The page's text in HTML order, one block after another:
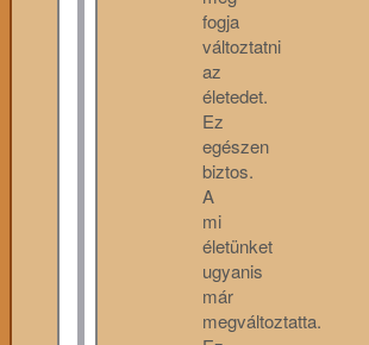
fogja
változtatni
az
életedet.
Ez
egészen
biztos.
A
mi
életünket
ugyanis
már
megváltoztatta.